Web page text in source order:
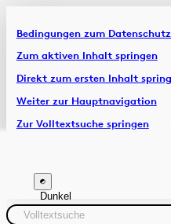
Bedingungen zum
Zum aktiven Inhalt springen
Direkt zum ersten Inhalt
Weiter zur Hauptnavigation
Zur Volltextsuche springen
Artikel
Dunkel